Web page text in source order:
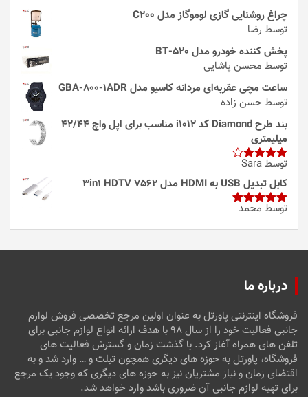
چراغ روشنایی گازی لوموگاز مدل C200
توسط رضا
پخش کننده خودرو مدل 520-BT
توسط محسن پاشایی
ساعت مچی عقربه‌ای مردانه کاسیو مدل GBA-800-1ADR
توسط حسن زاده
بند طرح Diamond کد i1012 مناسب برای اپل واچ 42/44
میلیمتری
امتیاز4
از 5
توسط Sara
کابل تبدیل USB به HDMI مدل 3in1 HDTV 7562
امتیاز5از
توسط محمد
درباره ما
فروشگاه اینترنتی پاورتل به عنوان اولین مرجع تخصصی فروش لوازم
جانبی فعالیت خود را از سال ۹۸ با هدف ارائه انواع لوازم جانبی برای
تلفن های همراه آغاز کرد. با گذشت زمان و گسترش فعالیت های
فروشگاه، پاورتل به حوزه های دیگری همچون تبلت و … وارد شد و به
اقتضای زمان و نیاز مشتریان نیز به حوزه های دیگری که وجود یک مرجع
برای تهیه لوازم جانبی آن ضروری باشد وارد خواهد شد.